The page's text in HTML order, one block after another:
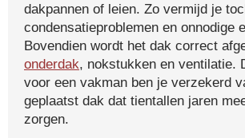
dakpannen of leien. Zo vermijd je
condensatieproblemen en onnodige
Bovendien wordt het dak correct
onderdak, nokstukken en ventilatie.
voor een vakman ben je verzekerd
geplaatst dak dat tientallen jaren
zorgen.